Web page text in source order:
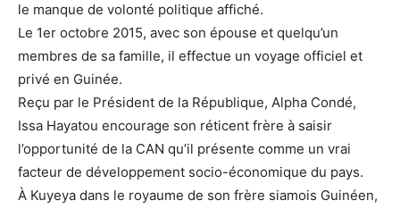
le manque de volonté politique affiché.
Le 1er octobre 2015, avec son épouse et quelqu’un
membres de sa famille, il effectue un voyage officiel et
privé en Guinée.
Reçu par le Président de la République, Alpha Condé,
Issa Hayatou encourage son réticent frère à saisir
l’opportunité de la CAN qu’il présente comme un vrai
facteur de développement socio-économique du pays.
À Kuyeya dans le royaume de son frère siamois Guinéen,